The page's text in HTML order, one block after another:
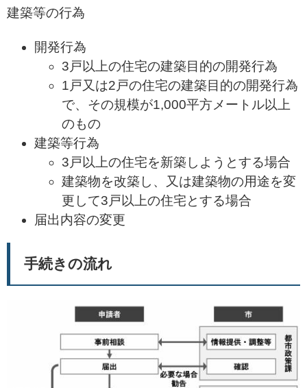
建築等の行為
開発行為
3戸以上の住宅の建築目的の開発行為
1戸又は2戸の住宅の建築目的の開発行為
で、その規模が1,000平方メートル以上
のもの
建築等行為
3戸以上の住宅を新築しようとする場合
建築物を改築し、又は建築物の用途を変
更して3戸以上の住宅とする場合
届出内容の変更
手続きの流れ